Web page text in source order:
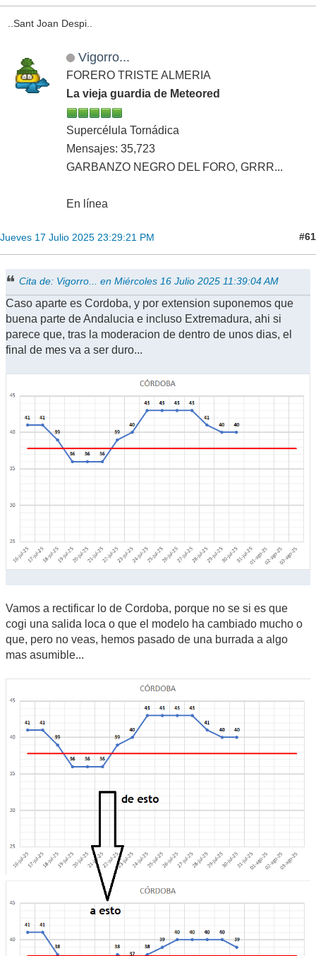
..Sant Joan Despi..
Vigorro...
FORERO TRISTE ALMERIA
La vieja guardia de Meteored
Supercélula Tornádica
Mensajes: 35,723
GARBANZO NEGRO DEL FORO, GRRR...
En línea
Jueves 17 Julio 2025 23:29:21 PM #61
Cita de: Vigorro... en Miércoles 16 Julio 2025 11:39:04 AM
Caso aparte es Cordoba, y por extension suponemos que
buena parte de Andalucia e incluso Extremadura, ahi si
parece que, tras la moderacion de dentro de unos dias, el
final de mes va a ser duro...
Vamos a rectificar lo de Cordoba, porque no se si es que
cogi una salida loca o que el modelo ha cambiado mucho o
que, pero no veas, hemos pasado de una burrada a algo
mas asumible...